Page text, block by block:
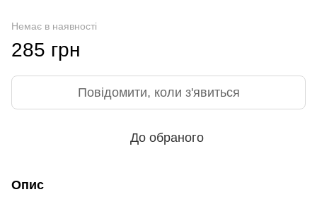
Немає в наявності
285 грн
Повідомити, коли з'явиться
До обраного
Опис